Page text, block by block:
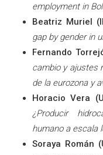
employment in
Beatriz Muriel
gap by gender in
Fernando
cambio y ajustes
de la eurozona y
Horacio Vera
¿Producir
humano a escala
Soraya Román